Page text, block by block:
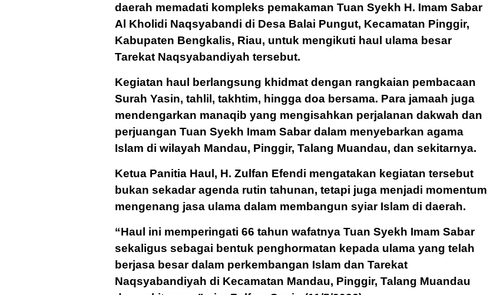
daerah memadati kompleks pemakaman Tuan Syekh H. Imam Sabar
Al Kholidi Naqsyabandi di Desa Balai Pungut, Kecamatan Pinggir,
Kabupaten Bengkalis, Riau, untuk mengikuti haul ulama besar
Tarekat Naqsyabandiyah tersebut.
Kegiatan haul berlangsung khidmat dengan rangkaian pembacaan
Surah Yasin, tahlil, takhtim, hingga doa bersama. Para jamaah juga
mendengarkan manaqib yang mengisahkan perjalanan dakwah dan
perjuangan Tuan Syekh Imam Sabar dalam menyebarkan agama
Islam di wilayah Mandau, Pinggir, Talang Muandau, dan sekitarnya.
Ketua Panitia Haul, H. Zulfan Efendi mengatakan kegiatan tersebut
bukan sekadar agenda rutin tahunan, tetapi juga menjadi momentum
mengenang jasa ulama dalam membangun syiar Islam di daerah.
“Haul ini memperingati 66 tahun wafatnya Tuan Syekh Imam Sabar
sekaligus sebagai bentuk penghormatan kepada ulama yang telah
berjasa besar dalam perkembangan Islam dan Tarekat
Naqsyabandiyah di Kecamatan Mandau, Pinggir, Talang Muandau